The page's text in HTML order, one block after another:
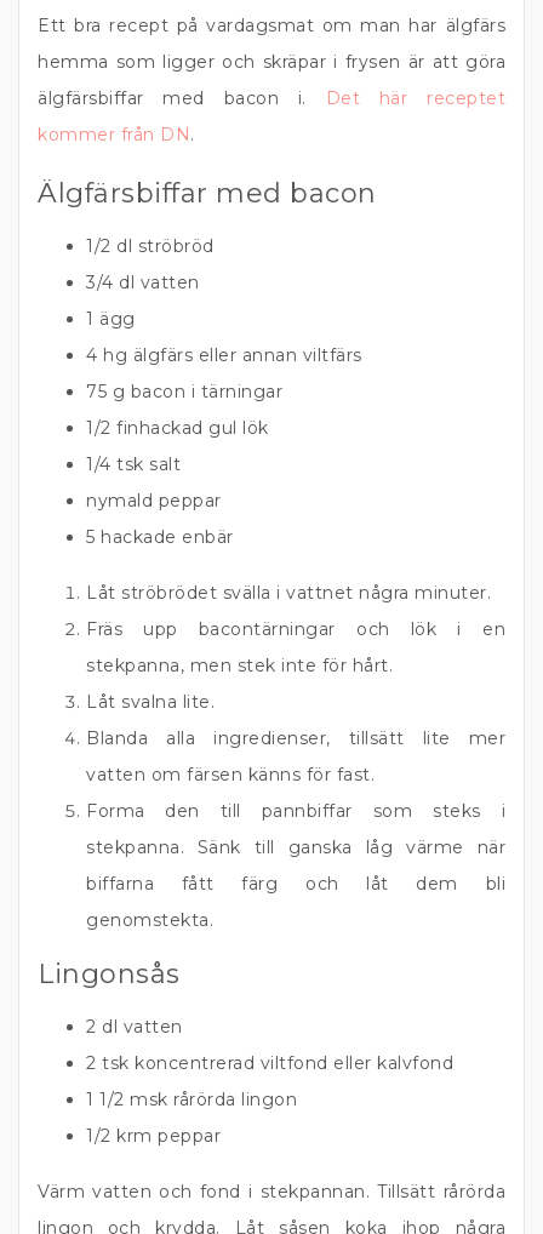
Ett bra recept på vardagsmat om man har älgfärs
hemma som ligger och skräpar i frysen är att göra
älgfärsbiffar med bacon i.
Det här receptet
kommer från DN.
Älgfärsbiffar med bacon
1/2 dl ströbröd
3/4 dl vatten
1 ägg
4 hg älgfärs eller annan viltfärs
75 g bacon i tärningar
1/2 finhackad gul lök
1/4 tsk salt
nymald peppar
5 hackade enbär
Låt ströbrödet svälla i vattnet några minuter.
Fräs upp bacontärningar och lök i en
stekpanna, men stek inte för hårt.
Låt svalna lite.
Blanda alla ingredienser, tillsätt lite mer
vatten om färsen känns för fast.
Forma den till pannbiffar som steks i
stekpanna. Sänk till ganska låg värme när
biffarna fått färg och låt dem bli
genomstekta.
Lingonsås
2 dl vatten
2 tsk koncentrerad viltfond eller kalvfond
1 1/2 msk rårörda lingon
1/2 krm peppar
Värm vatten och fond i stekpannan. Tillsätt rårörda
lingon och krydda. Låt såsen koka ihop några